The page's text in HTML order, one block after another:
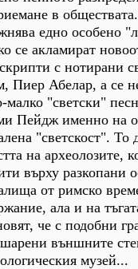
в
едно особено
се акламират
с нотирани
Пиер Абелар, а се
малко "светски"
Пейдж именно на
"светскост". То
на археолозите,
върху разкопани
от римско
ала и на
че с подобни
външните
музей...